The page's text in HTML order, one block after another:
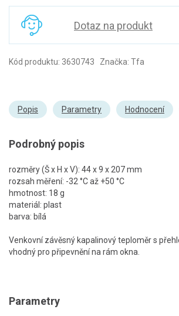
Dotaz na produkt
Kód produktu: 3630743 Značka: Tfa
Popis Parametry Hodnocení
Podrobný popis
rozměry (Š x H x V): 44 x 9 x 207 mm
rozsah měření: -32 °C až +50 °C
hmotnost: 18 g
materiál: plast
barva: bílá
Venkovní závěsný kapalinový teploměr s
vhodný pro připevnění na rám okna.
Parametry